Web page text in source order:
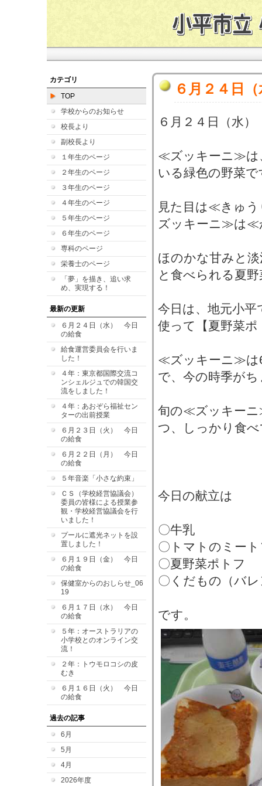
カテゴリ
TOP
学校からのお知らせ
校長より
副校長より
１年生のページ
２年生のページ
３年生のページ
４年生のページ
５年生のページ
６年生のページ
専科のページ
栄養士のページ
「夢」を描き、追い求
め、実現する！
最新の更新
６月２４日（水） 今日
の給食
給食運営委員会を行いま
した！
４年：東京都国際交流コ
ンシェルジュでの韓国交
流をしました！
４年：あおぞら福祉セン
ターの出前授業
６月２３日（火） 今日
の給食
６月２２日（月） 今日
の給食
５年音楽「小さな約束」
ＣＳ（学校経営協議会）
委員の皆様による授業参
観・学校経営協議会を行
いました！
プールに遮光ネットを設
置しました！
６月１９日（金） 今日
の給食
保健室からのおしらせ_06
19
６月１７日（水） 今日
の給食
５年：オーストラリアの
小学校とのオンライン交
流！
２年：トウモロコシの皮
むき
６月１６日（火） 今日
の給食
過去の記事
6月
5月
4月
2026年度
６月２４日
６月２４日（水
≪ズッキーニ≫は
いる緑色の野菜で
見た目は≪きゅ
ズッキーニ≫は≪
ほのかな甘みと
と食べられる夏
今日は、地元小
使って【夏野菜
≪ズッキーニ≫は
で、今の時季が
旬の≪ズッキー
つ、しっかり食
今日の献立は
〇牛乳
〇トマトのミー
〇夏野菜ポトフ
〇くだもの（バ
です。